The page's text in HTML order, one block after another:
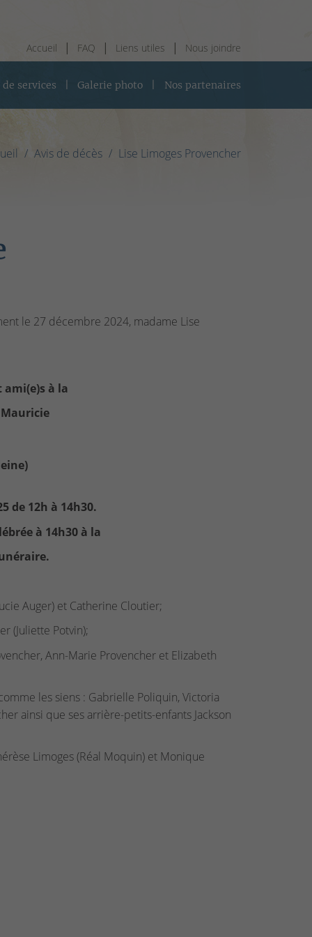
Accueil FAQ Liens utiles Nous joindre
services Galerie photo Nos partenaires
Avis de décès Lise Limoges Provencher
le 27 décembre 2024, madame Lise
à la
de 12h à 14h30.
à 14h30 à la
Auger) et Catherine Cloutier;
(Juliette Potvin);
Ann-Marie Provencher et Elizabeth
les siens : Gabrielle Poliquin, Victoria
ainsi que ses arrière-petits-enfants Jackson
Limoges (Réal Moquin) et Monique